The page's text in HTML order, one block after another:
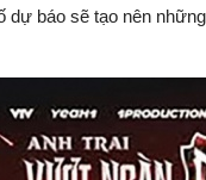
báo sẽ tạo nên